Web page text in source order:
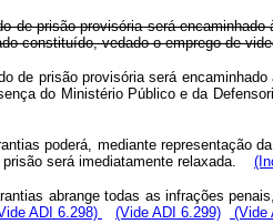
de prisão provisória será
constituído, vedado o emprego de
de prisão provisória será
do Ministério Público e da
poderá, mediante representação
será imediatamente relaxada.
abrange todas as infrações
ADI 6.298) (Vide ADI 6.299) (Vide